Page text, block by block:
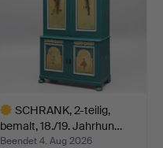
SCHRANK, 2-teilig,
bemalt, 18./19. Jahrhun…
Beendet 4. Aug 2026